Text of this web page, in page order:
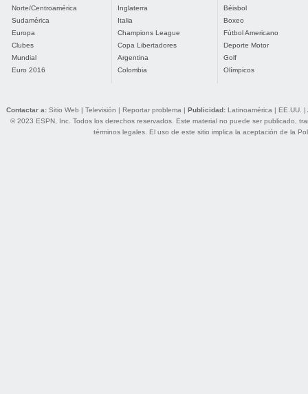
Norte/Centroamérica
Sudamérica
Europa
Clubes
Mundial
Euro 2016
Inglaterra
Italia
Champions League
Copa Libertadores
Argentina
Colombia
Béisbol
Boxeo
Fútbol Americano
Deporte Motor
Golf
Olímpicos
Contactar a: Sitio Web | Televisión | Reportar problema | Publicidad: Latinoamérica | EE.UU. |
© 2023 ESPN, Inc. Todos los derechos reservados. Este material no puede ser publicado,
términos legales. El uso de este sitio implica la aceptación de la